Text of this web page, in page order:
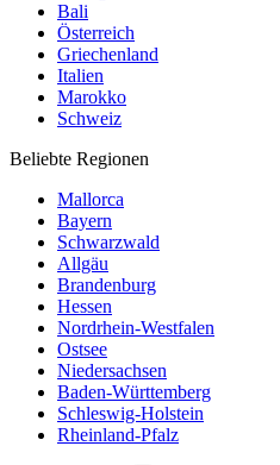
Bali
Österreich
Griechenland
Italien
Marokko
Schweiz
Beliebte Regionen
Mallorca
Bayern
Schwarzwald
Allgäu
Brandenburg
Hessen
Nordrhein-Westfalen
Ostsee
Niedersachsen
Baden-Württemberg
Schleswig-Holstein
Rheinland-Pfalz